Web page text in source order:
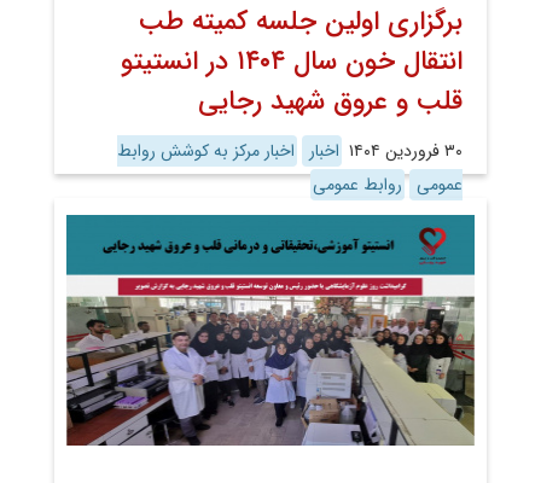
برگزاری اولین جلسه کمیته طب
انتقال خون سال ۱۴۰۴ در انستیتو
قلب و عروق شهید رجایی
۳۰ فروردین ۱۴۰۴ اخبار
اخبار مرکز به کوشش روابط
عمومی روابط عمومی